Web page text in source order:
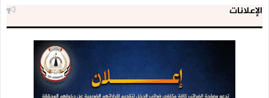
فمنذ إعلان الاتفاق الثلاثي الإماراتي الإسرائيلي الأميركي كانت
فلسطين تطلب اجتماعاً عاجلاً لجامعة الدول العربية. في البداية
لم يكن الأمين العام لجامعة الدول العربية أحمد أبو الغيط يرد
على مكالمات أمين سر اللجنة التنفيذية لمنظمة التحرير صائب
عريقات، حسب تصريحات الأخير في 16 أغسطس.
الإعلانات